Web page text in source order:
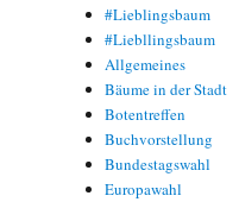
#Lieblingsbaum
#Liebllingsbaum
Allgemeines
Bäume in der Stadt
Botentreffen
Buchvorstellung
Bundestagswahl
Europawahl